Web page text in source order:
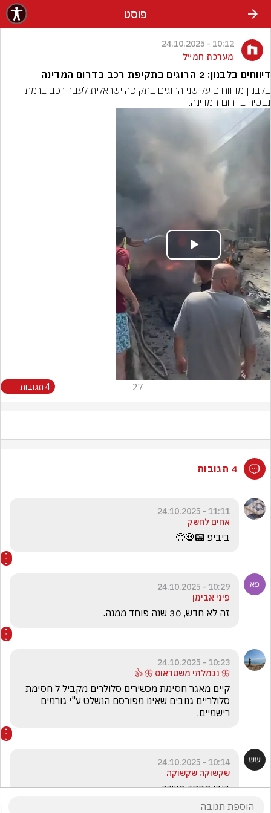
פוסט
10:12 - 24.10.2025
מערכת חמ״ל
דיווחים בלבנון: 2 הרוגים בתקיפת רכב בדרום המדינה
נבטיה בדרום המדינה.
Play
Video
27 4 תגובות
4 תגובות
11:11 - 24.10.2025
אחים לחשק
ביביפ 📟💀😄
10:29 - 24.10.2025
פיני אבימן
זה לא חדש, 30 שנה פוחד ממנה.
10:23 - 24.10.2025
🦋 נגמלתי משטראוס 🦋 👍
רישמיים.
10:14 - 24.10.2025
שקשוקה שקשוקה
ביבי מפחד משרה